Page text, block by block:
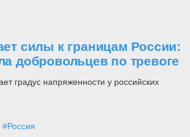
силы к границам России:
добровольцев по тревоге
градус напряженности у российских
#Россия